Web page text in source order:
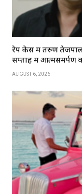
रेप केस में तरुण तेजपाल
सप्ताह में आत्मसमर्पण
AUGUST 6, 2026